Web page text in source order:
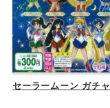
セーラームーン ガチャ